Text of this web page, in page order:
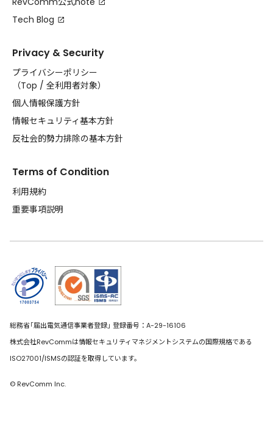
Tech Blog
Privacy & Security
プライバシーポリシー
（Top / 全利用者対象）
個人情報保護方針
情報セキュリティ基本方針
反社会的勢力排除の基本方針
Terms of Condition
利用規約
重要事項説明
総務省｢届出電気通信事業者登録｣ 登録番号：A-29-16106
株式会社RevCommは情報セキュリティマネジメントシステムの国際規格である
ISO27001/ISMSの認証を取得しています。
© RevComm Inc.